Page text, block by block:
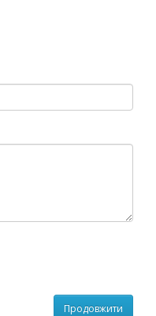
Продовжити